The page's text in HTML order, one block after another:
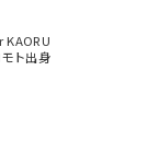
KAORU
ト出身